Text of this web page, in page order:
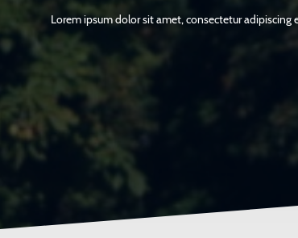
Lorem ipsum dolor sit amet, consectetur